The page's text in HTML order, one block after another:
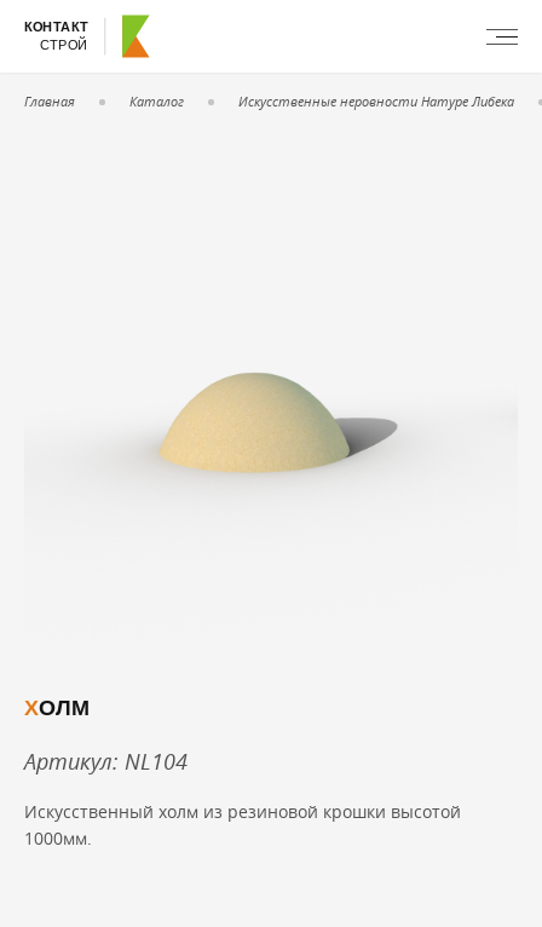
КОНТАКТ
СТРОЙ
Главная Каталог Искусственные неровности Натуре Либека
ХОЛМ
Артикул: NL104
Искусственный холм из резиновой крошки высотой
1000мм.